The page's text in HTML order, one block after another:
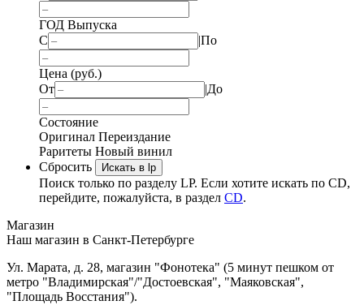
ГОД Выпуска
С
|По
Цена (руб.)
От
|До
Состояние
Оригинал Переиздание
Раритеты Новый винил
Сбросить
Искать в lp
Поиск только по разделу LP. Если хотите искать по CD,
перейдите, пожалуйста, в раздел CD.
Магазин
Наш магазин в Санкт-Петербурге
Ул. Марата, д. 28, магазин "Фонотека" (5 минут пешком от
метро "Владимирская"/"Достоевская", "Маяковская",
"Площадь Восстания").